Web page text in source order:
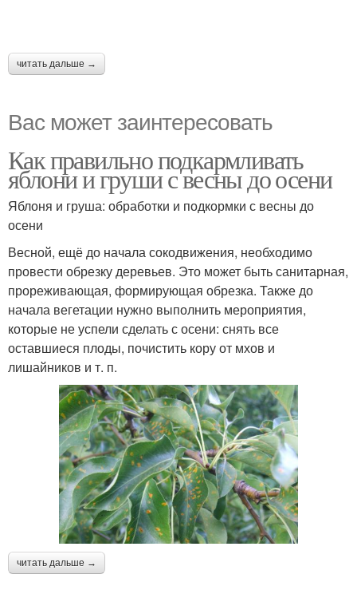
читать дальше →
Вас может заинтересовать
Как правильно подкармливать
яблони и груши с весны до осени
Яблоня и груша: обработки и подкормки с весны до
осени
Весной, ещё до начала сокодвижения, необходимо
провести обрезку деревьев. Это может быть санитарная,
прореживающая, формирующая обрезка. Также до
начала вегетации нужно выполнить мероприятия,
которые не успели сделать с осени: снять все
оставшиеся плоды, почистить кору от мхов и
лишайников и т. п.
читать дальше →